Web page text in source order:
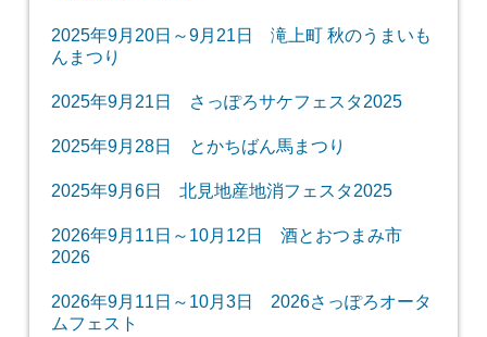
2025年9月20日～9月21日 滝上町 秋のうまいも
んまつり
2025年9月21日 さっぽろサケフェスタ2025
2025年9月28日 とかちばん馬まつり
2025年9月6日 北見地産地消フェスタ2025
2026年9月11日～10月12日 酒とおつまみ市
2026
2026年9月11日～10月3日 2026さっぽろオータ
ムフェスト